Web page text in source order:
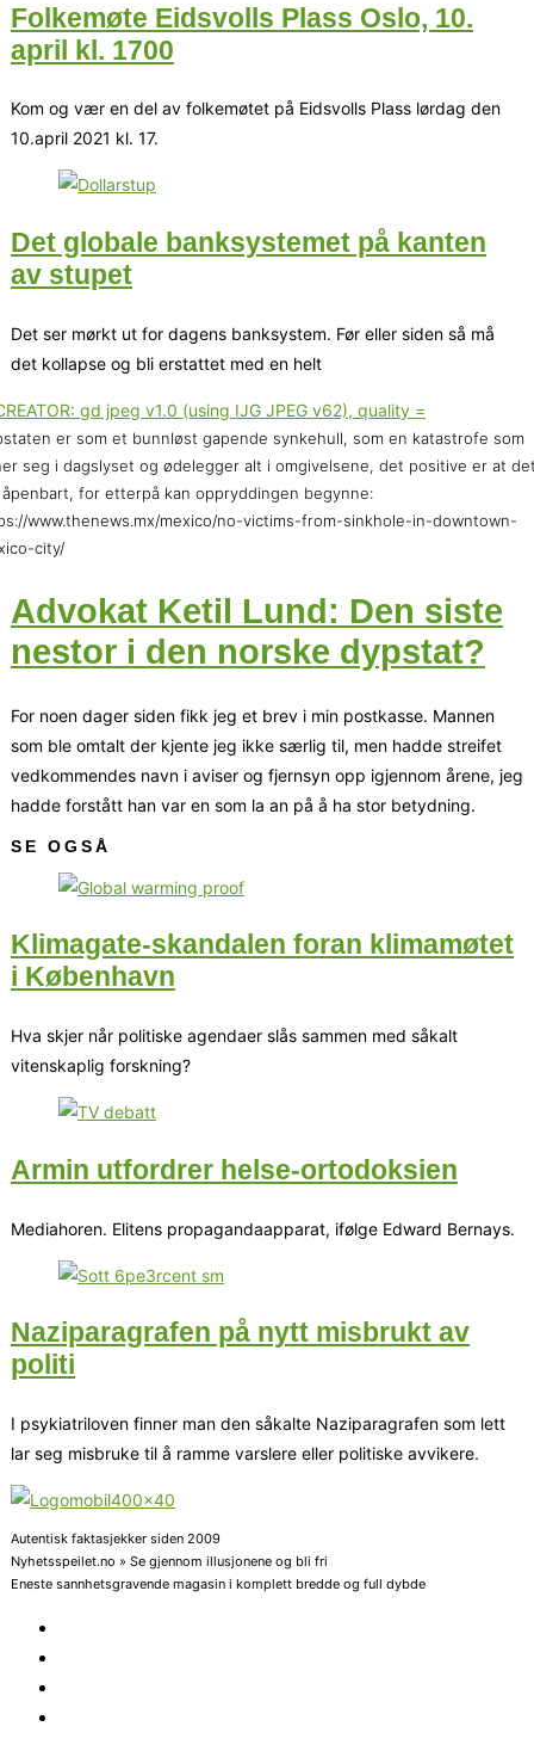
Folkemøte Eidsvolls Plass Oslo, 10.
april kl. 1700
Kom og vær en del av folkemøtet på Eidsvolls Plass lørdag den
10.april 2021 kl. 17.
Det globale banksystemet på kanten
av stupet
Det ser mørkt ut for dagens banksystem. Før eller siden så må
det kollapse og bli erstattet med en helt
er som et bunnløst gapende synkehull, som en katastrofe som
seg i dagslyset og ødelegger alt i omgivelsene, det positive er at
for etterpå kan oppryddingen begynne:
www.thenews.mx/mexico/no-victims-from-sinkhole-in-downtown-
city/
Advokat Ketil Lund: Den siste
nestor i den norske dypstat?
For noen dager siden fikk jeg et brev i min postkasse. Mannen
som ble omtalt der kjente jeg ikke særlig til, men hadde streifet
vedkommendes navn i aviser og fjernsyn opp igjennom årene, jeg
hadde forstått han var en som la an på å ha stor betydning.
SE OGSÅ
Klimagate-skandalen foran klimamøtet
i København
Hva skjer når politiske agendaer slås sammen med såkalt
vitenskaplig forskning?
Armin utfordrer helse-ortodoksien
Mediahoren. Elitens propagandaapparat, ifølge Edward Bernays.
Naziparagrafen på nytt misbrukt av
politi
I psykiatriloven finner man den såkalte Naziparagrafen som lett
lar seg misbruke til å ramme varslere eller politiske avvikere.
Autentisk faktasjekker siden 2009
Nyhetsspeilet.no » Se gjennom illusjonene og bli fri
Eneste sannhetsgravende magasin i komplett bredde og full dybde